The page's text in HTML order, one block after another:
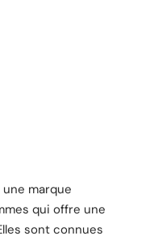
marque
qui offre une
sont connues